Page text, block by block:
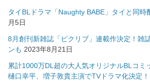
タイBLドラマ「Naughty BABE」タイと同時
月5日
8月創刊新雑誌「ピクリブ」連載作決定！雑
ンも 2023年8月21日
累計1000万DL超の大人気オリジナルBLコミ
樋口幸平、増子敦貴主演でTVドラマ化決定！